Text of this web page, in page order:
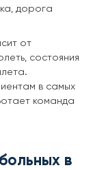
дорога
от
состояния
в самых
команда
в